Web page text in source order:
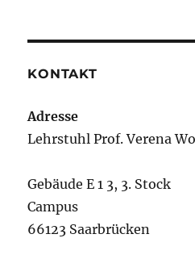
KONTAKT
Adresse
Lehrstuhl Prof. Verena
Gebäude E 1 3, 3. Stock
Campus
66123 Saarbrücken